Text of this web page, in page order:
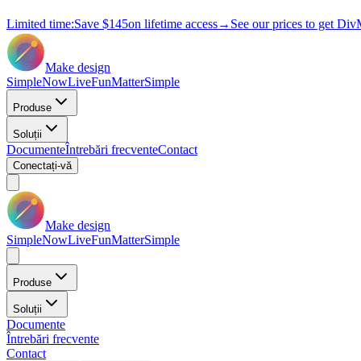
Limited time:Save $145on lifetime access→ See our prices to get
Make design
SimpleNowLiveFunMatterSimple
Produse
Soluții
DocumenteÎntrebări frecventeContact
Conectați-vă
Make design
SimpleNowLiveFunMatterSimple
Produse
Soluții
Documente
Întrebări frecvente
Contact